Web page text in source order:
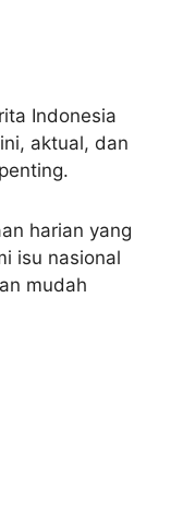
Indonesia
aktual, dan
harian yang
isu nasional
mudah